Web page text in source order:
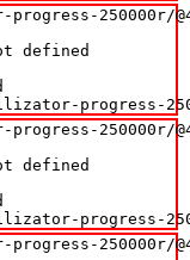
250000r/
defined
progress-
250000r/
defined
progress-
250000r/